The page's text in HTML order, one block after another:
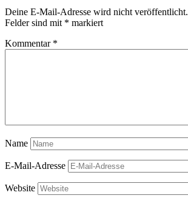
Deine E-Mail-Adresse wird nicht veröffentlicht.
Felder sind mit * markiert
Kommentar *
Name
E-Mail-Adresse
Website